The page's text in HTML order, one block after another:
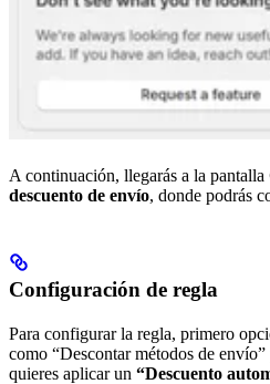
A continuación, llegarás a la pantalla
descuento de envío, donde podrás
Configuración de regla
Para configurar la regla, primero
como “Descontar métodos de
quieres aplicar un “Descuento